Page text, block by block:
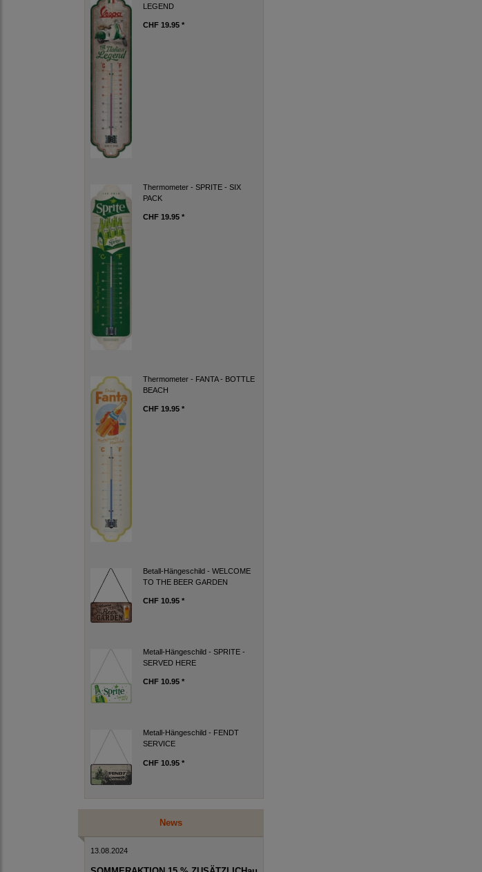
LEGEND
CHF 19.95 *
Thermometer - SPRITE - SIX
PACK
CHF 19.95 *
Thermometer - FANTA - BOTTLE
BEACH
CHF 19.95 *
Betall-Hängeschild - WELCOME
TO THE BEER GARDEN
CHF 10.95 *
Metall-Hängeschild - SPRITE -
SERVED HERE
CHF 10.95 *
Metall-Hängeschild - FENDT
SERVICE
CHF 10.95 *
News
13.08.2024